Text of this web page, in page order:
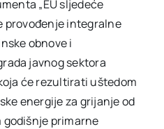
„EU sljedeće
provođenje integralne
obnove i
javnog sektora
će rezultirati uštedom
energije za grijanje od
godišnje primarne